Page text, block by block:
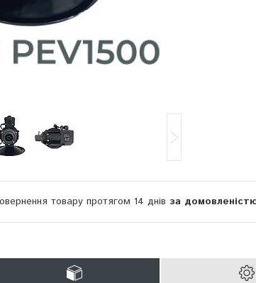
товару протягом 14 днів за